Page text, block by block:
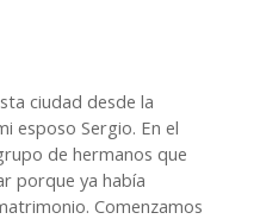
ciudad desde la
esposo Sergio. En el
de hermanos que
porque ya había
Comenzamos